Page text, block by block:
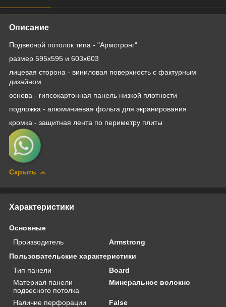
Описание
Подвесной потолок типа - "Армстронг"
размер 595х595 и 603х603
лицевая сторона - виниловая поверхность с фактурным
дизайном
основа - гипсокартонная панель низкой плотности
подложка - алюминиевая фольга для экранирования
кромка - защитная лента по периметру плиты
Скрыть
Характеристики
Основные
Производитель
Armstrong
Пользовательские характеристики
Тип панели
Board
Материал панели
подвесного потолка
Минеральное волокно
Наличие перфорации False